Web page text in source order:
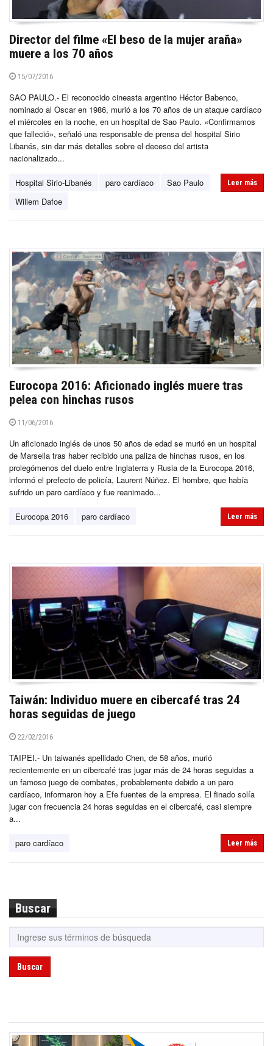
Director del filme «El beso de la mujer araña»
muere a los 70 años
15/07/2016
SAO PAULO.- El reconocido cineasta argentino Héctor Babenco,
nominado al Oscar en 1986, murió a los 70 años de un ataque cardíaco
el miércoles en la noche, en un hospital de Sao Paulo. «Confirmamos
que falleció», señaló una responsable de prensa del hospital Sirio
Libanés, sin dar más detalles sobre el deceso del artista
nacionalizado...
Hospital Sirio-Libanés paro cardíaco
Sao Paulo
Willem Dafoe
Leer más
Eurocopa 2016: Aficionado inglés muere tras
pelea con hinchas rusos
11/06/2016
Un aficionado inglés de unos 50 años de edad se murió en un hospital
de Marsella tras haber recibido una paliza de hinchas rusos, en los
prolegómenos del duelo entre Inglaterra y Rusia de la Eurocopa 2016,
informó el prefecto de policía, Laurent Núñez. El hombre, que había
sufrido un paro cardíaco y fue reanimado...
Eurocopa 2016 paro cardíaco Leer más
Taiwán: Individuo muere en cibercafé tras 24
horas seguidas de juego
22/02/2016
TAIPEI.- Un taiwanés apellidado Chen, de 58 años, murió
recientemente en un cibercafé tras jugar más de 24 horas seguidas a
un famoso juego de combates, probablemente debido a un paro
cardíaco, informaron hoy a Efe fuentes de la empresa. El finado solía
jugar con frecuencia 24 horas seguidas en el cibercafé, casi siempre
a...
paro cardíaco Leer más
Buscar
Buscar